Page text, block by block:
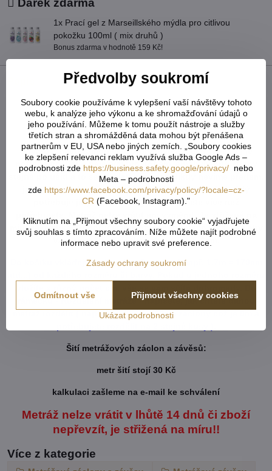
Dárek zdarma
1x Prací gel z Marseillského mýdla pro citlivou
pokožku 100ml ( mix druhů )
Bonus zdarma v hodnotě 159 Kč!
- Péče: Žehlení: ANO, Aviváž: ANO, Sušička: NE, Praní: 40
stupňů °C
- Materiál je z rubové strany světle šedý.
U tvarovaných záclon čí vzororvaných látek ( závěsů ) je
potřeba počítat s nějakým prostřihem, aby byly obě strany
stejné po ušití a to samé platí pro vzor. Nikdy nevíme předem,
jak přijde záclona ustřižená vzhledem k tomu, že každý
potřebuje jiný rozměr. Vždy tedy vezměte více než
míru zákazníka. Doporučejeme objednat o něco více, než aby
Vám chybělo. Záložka zabere cca 5-6cm.
Do košíku vkládejte celkový počet v cm ( např. 1,7m = 170cm
rámečku - Rozdělení metráže - napíšete, jak chtete danou
metráž rozdělit ( např. objednáte 800cm záclony což je 8m a
Šití metrážových záclon a závěsů:
metr šití stojí 30 Kč
kalkulaci zašleme na e-mail ke schválení
Metráž nelze vrátit v lhůtě 14 dnů či zboží
nepřevzít, je střižená na míru!!
Více z kategorie
Předvolby soukromí
Soubory cookie používáme k vylepšení vaší návštěvy tohoto
webu, k analýze jeho výkonu a ke shromažďování údajů o
jeho používání. Můžeme k tomu použít nástroje a služby
třetích stran a shromážděná data mohou být přenášena
partnerům v EU, USA nebo jiných zemích. „Soubory cookies
ke zlepšení relevanci reklam využívá služba Google Ads –
podrobnosti zde https://business.safety.google/privacy/ nebo
Meta – podrobnosti
zde https://www.facebook.com/privacy/policy/?locale=cz-
CR (Facebook, Instagram)."
Kliknutím na „Přijmout všechny soubory cookie“ vyjadřujete
svůj souhlas s tímto zpracováním. Níže můžete najít podrobné
informace nebo upravit své preference.
Zásady ochrany soukromí
Ukázat podrobnosti
Přijmout všechny cookies
Odmítnout vše